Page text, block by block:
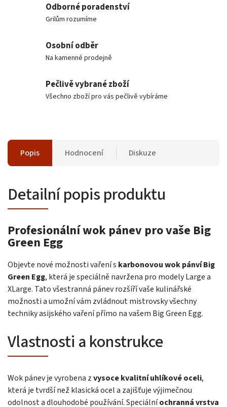
Odborné poradenství
Grilům rozumíme
Osobní odběr
Na kamenné prodejně
Pečlivě vybrané zboží
Všechno zboží pro vás pečlivě vybíráme
Popis Hodnocení Diskuze
Detailní popis produktu
Profesionální wok pánev pro vaše Big
Green Egg
Objevte nové možnosti vaření s karbonovou wok pánví Big
Green Egg, která je speciálně navržena pro modely Large a
XLarge. Tato všestranná pánev rozšíří vaše kulinářské
možnosti a umožní vám zvládnout mistrovsky všechny
techniky asijského vaření přímo na vašem Big Green Egg.
Vlastnosti a konstrukce
Wok pánev je vyrobena zvysoce kvalitní uhlíkové oceli,
která je tvrdší než klasická ocel a zajišťuje výjimečnou
odolnost a dlouhodobé používání. Speciálníochranná vrstva